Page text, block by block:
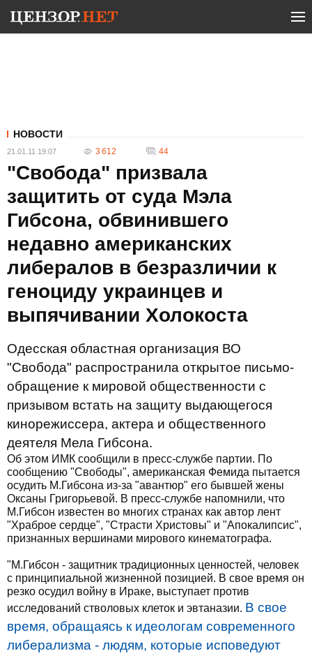
НОВОСТИ
21.01.11 19:07 3 612 44
"Свобода" призвала
защитить от суда Мэла
Гибсона, обвинившего
недавно американских
либералов в безразличии к
геноциду украинцев и
выпячивании Холокоста
Одесская областная организация ВО
"Свобода" распространила открытое письмо-
обращение к мировой общественности с
призывом встать на защиту выдающегося
кинорежиссера, актера и общественного
деятеля Мела Гибсона.
Об этом ИМК сообщили в пресс-службе партии. По
сообщению "Свободы", американская Фемида пытается
осудить М.Гибсона из-за "авантюр" его бывшей жены
Оксаны Григорьевой. В пресс-службе напомнили, что
М.Гибсон известен во многих странах как автор лент
"Храброе сердце", "Страсти Христовы" и "Апокалипсис",
признанных вершинами мирового кинематографа.
"М.Гибсон - защитник традиционных ценностей, человек
с принципиальной жизненной позицией. В свое время он
резко осудил войну в Ираке, выступает против
исследований стволовых клеток и эвтаназии. В свое
время, обращаясь к идеологам современного
либерализма - людям, которые исповедуют